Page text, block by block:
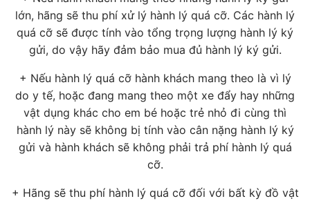
lớn, hãng sẽ thu phí xử lý hành lý quá cỡ. Các hành lý
quá cỡ sẽ được tính vào tổng trọng lượng hành lý ký
gửi, do vậy hãy đảm bảo mua đủ hành lý ký gửi.
+ Nếu hành lý quá cỡ hành khách mang theo là vì lý
do y tế, hoặc đang mang theo một xe đẩy hay những
vật dụng khác cho em bé hoặc trẻ nhỏ đi cùng thì
hành lý này sẽ không bị tính vào cân nặng hành lý ký
gửi và hành khách sẽ không phải trả phí hành lý quá
cỡ.
+ Hãng sẽ thu phí hành lý quá cỡ đối với bất kỳ đồ vật